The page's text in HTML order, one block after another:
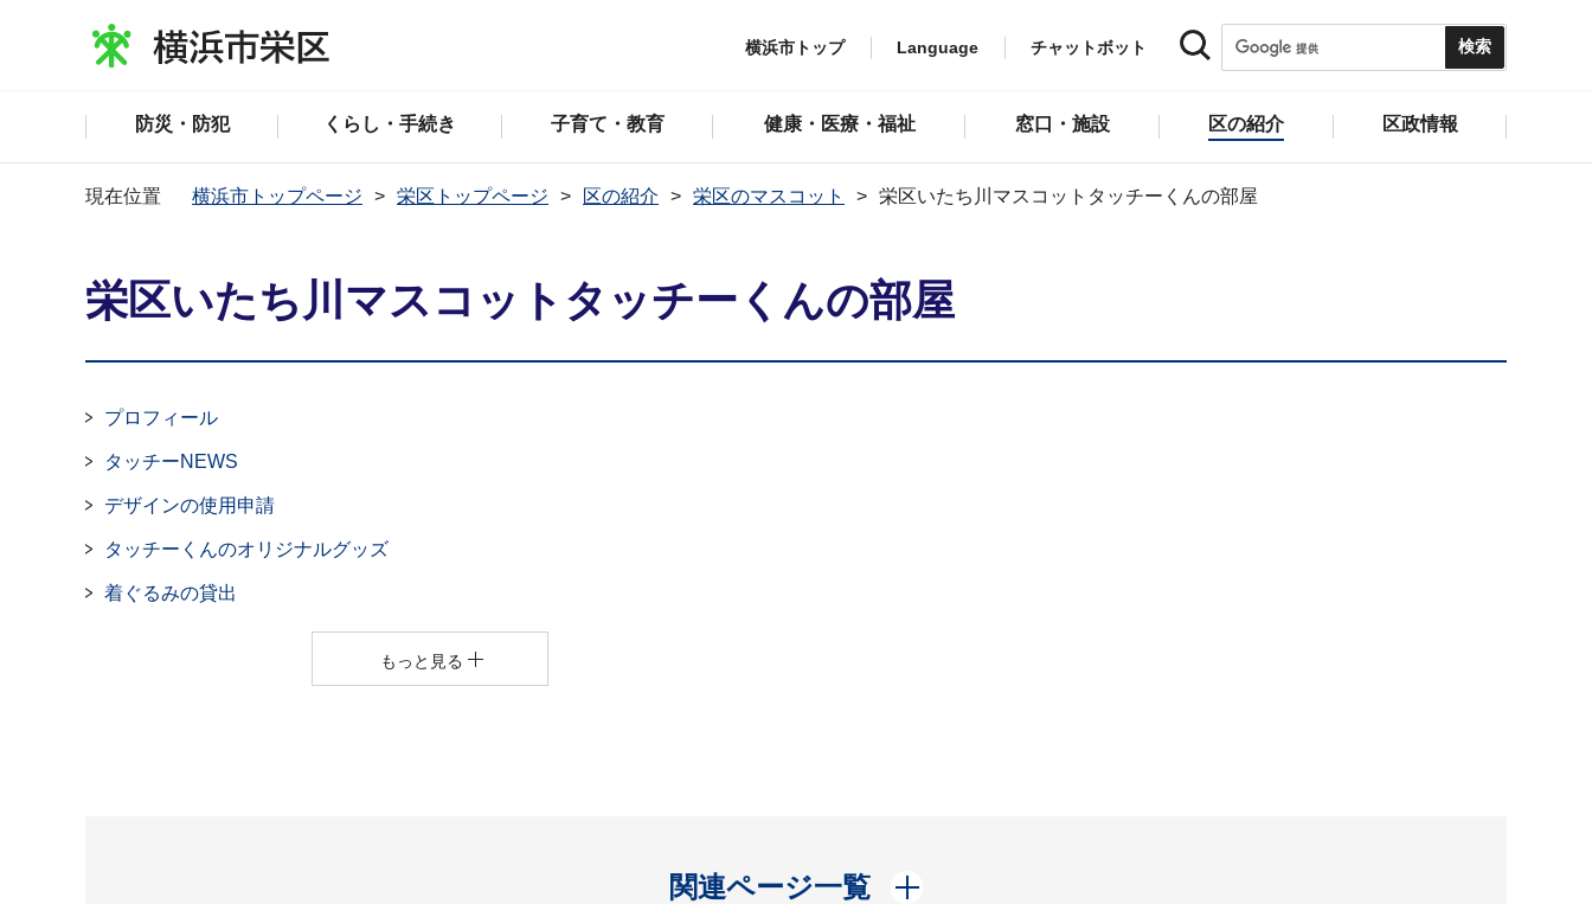
横浜市トップ Language チャットボット
防災・防犯 くらし・手続き 子育て・教育 健康・医療・福祉 窓口・施設 区の紹介 区政情報
現在位置 横浜市トップページ 栄区トップページ 区の紹介 栄区のマスコット 栄区いたち川マスコットタッチーくんの部屋
栄区いたち川マスコットタッチーくんの部屋
プロフィール
タッチーNEWS
デザインの使用申請
タッチーくんのオリジナルグッズ
着ぐるみの貸出
もっと見る
関連ページ一覧
開く